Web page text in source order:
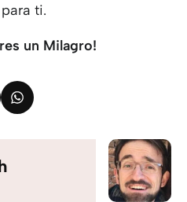
ti.
un Milagro!